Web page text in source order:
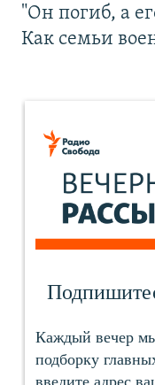
"Он погиб, а
Как семьи